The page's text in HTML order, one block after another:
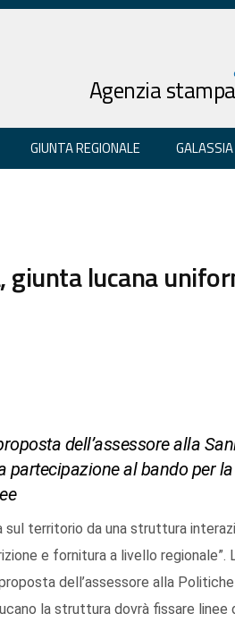
Agenzia
GIUNTA REGIONALE
giunta lucana
dell’assessore alla
al bando per
sul territorio da una struttura
e fornitura a livello regionale”.
dell’assessore alla
la struttura dovrà fissare linee